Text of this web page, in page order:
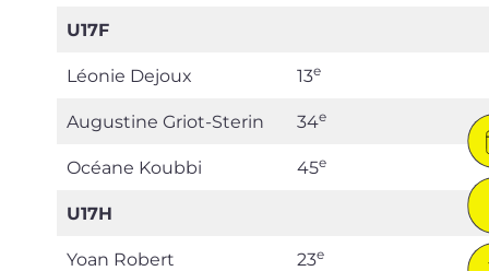
U17F
Léonie Dejoux 13e
Augustine Griot-Sterin 34e
Océane Koubbi 45e
U17H
Yoan Robert 23e